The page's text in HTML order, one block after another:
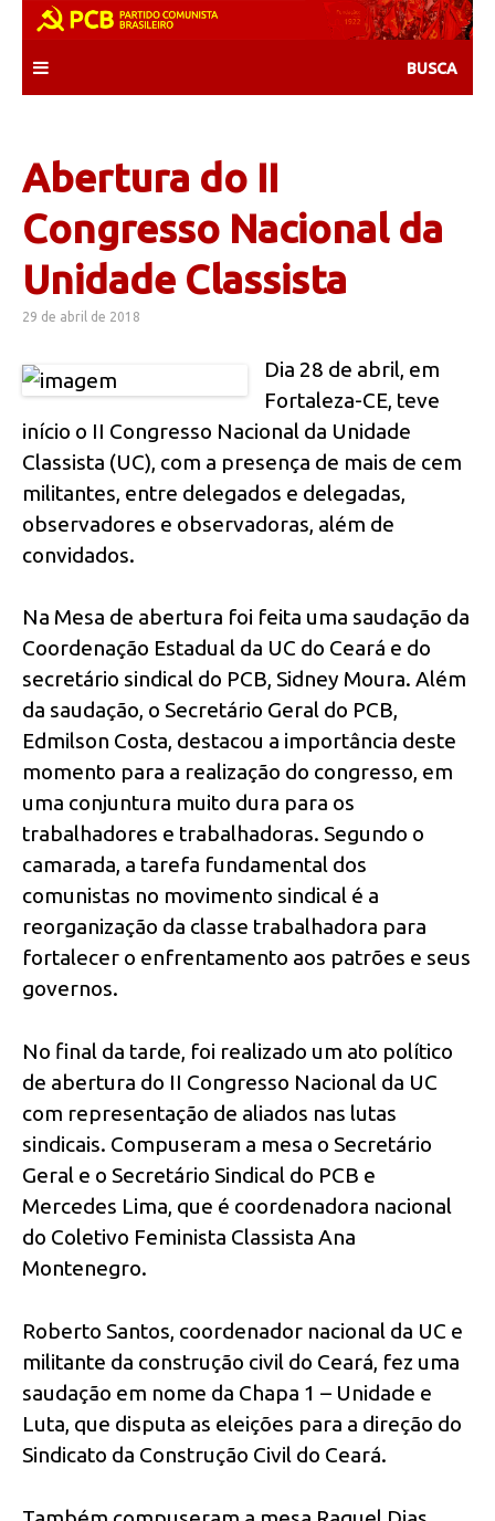
content
Abertura do II
Congresso Nacional da
Unidade Classista
29 de abril de 2018
Dia 28 de abril, em
Fortaleza-CE, teve
início o II Congresso Nacional da Unidade
Classista (UC), com a presença de mais de cem
militantes, entre delegados e delegadas,
observadores e observadoras, além de
convidados.
Na Mesa de abertura foi feita uma saudação da
Coordenação Estadual da UC do Ceará e do
secretário sindical do PCB, Sidney Moura. Além
da saudação, o Secretário Geral do PCB,
Edmilson Costa, destacou a importância deste
momento para a realização do congresso, em
uma conjuntura muito dura para os
trabalhadores e trabalhadoras. Segundo o
camarada, a tarefa fundamental dos
comunistas no movimento sindical é a
reorganização da classe trabalhadora para
fortalecer o enfrentamento aos patrões e seus
governos.
No final da tarde, foi realizado um ato político
de abertura do II Congresso Nacional da UC
com representação de aliados nas lutas
sindicais. Compuseram a mesa o Secretário
Geral e o Secretário Sindical do PCB e
Mercedes Lima, que é coordenadora nacional
do Coletivo Feminista Classista Ana
Montenegro.
Roberto Santos, coordenador nacional da UC e
militante da construção civil do Ceará, fez uma
saudação em nome da Chapa 1 – Unidade e
Luta, que disputa as eleições para a direção do
Sindicato da Construção Civil do Ceará.